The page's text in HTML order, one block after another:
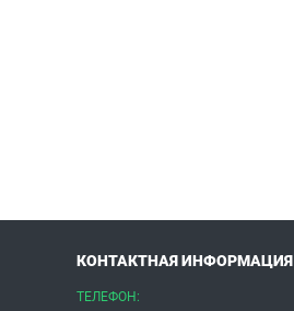
КОНТАКТНАЯ ИНФОРМАЦИЯ
ТЕЛЕФОН: